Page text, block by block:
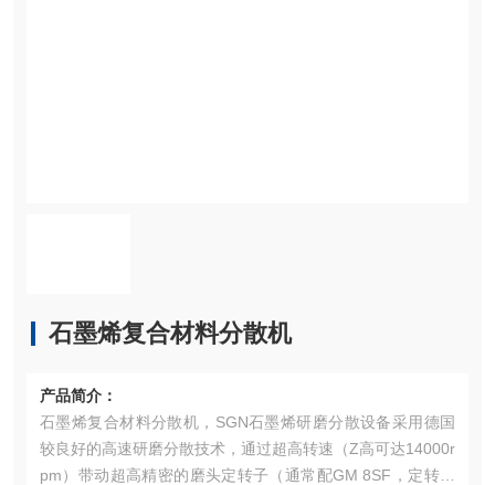
石墨烯复合材料分散机
产品简介：
石墨烯复合材料分散机，SGN石墨烯研磨分散设备采用德国
较良好的高速研磨分散技术，通过超高转速（Z高可达14000r
pm）带动超高精密的磨头定转子（通常配GM 8SF，定转子